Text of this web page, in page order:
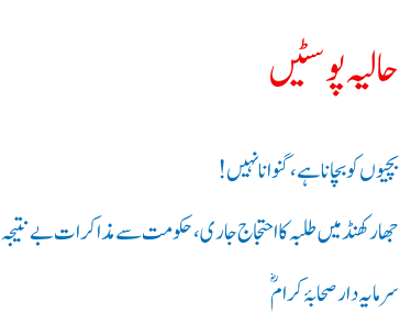
حالیہ پوسٹیں
بچیوں کو بچانا ہے، گنوانا نہیں!
جھارکھنڈ میں طلبہ کا احتجاج جاری، حکومت سے مذاکرات بے نتیجہ
سرمایہ دار صحابۂ کرامؓ